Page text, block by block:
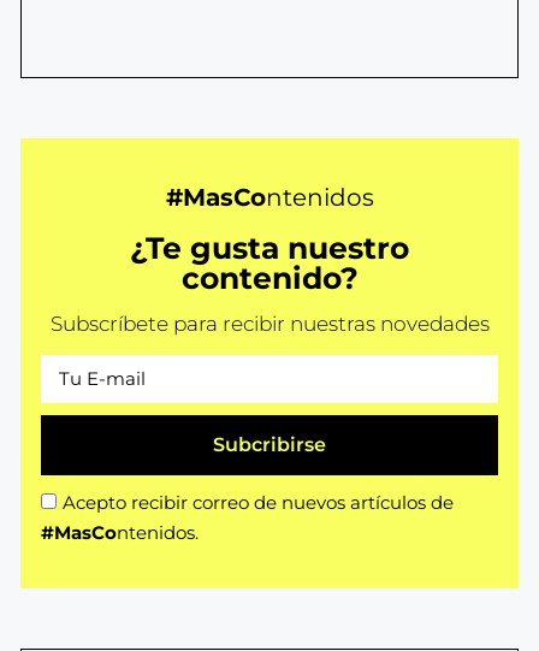
#MasContenidos
¿Te gusta nuestro
contenido?
Subscríbete para recibir nuestras novedades
Acepto recibir correo de nuevos artículos de
#MasContenidos.
Subcribirse